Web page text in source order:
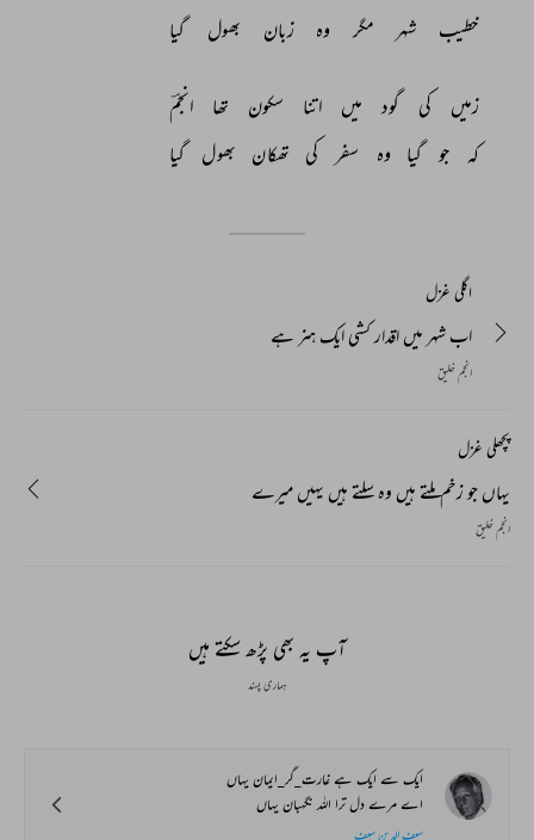
خطیب
شہر مگر وہ زبان بھول گیا
زمیں کی گود میں اتنا سکون تھا
انجمؔ
کہ
جو گیا وہ سفر کی تھکان بھول گیا
اگلی غزل
اب شہر میں اقدار کشی ایک ہنر ہے
انجم خلیق
پچھلی غزل
یہاں جو زخم ملتے ہیں وہ سلتے ہیں یہیں میرے
انجم خلیق
آپ یہ بھی پڑھ سکتے ہیں
ہماری پسند
ایک سے ایک ہے غارت_گر_ایمان یہاں
اے مرے دل ترا اللہ نگہبان یہاں
سیف الدین سیف